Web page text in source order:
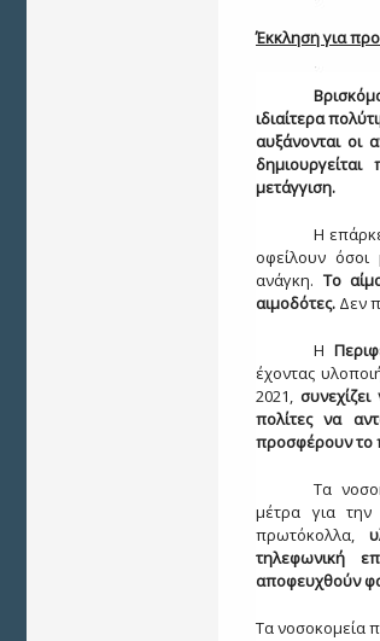
Έκκληση για
ιδιαίτερα
αυξάνονται οι
μετάγγιση.
Η
οφείλουν
ανάγκη. Το
αιμοδότες. Δεν
Η
έχοντας
2021,
πολίτες να
προσφέρουν το
Τα
μέτρα για
πρωτόκολλα,
τηλεφωνική
αποφευχθούν
Τα νοσοκομεία